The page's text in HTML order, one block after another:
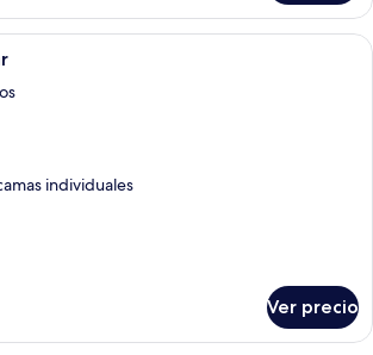
Un dormitorio con cama, una silla,
individuales
Ver precio